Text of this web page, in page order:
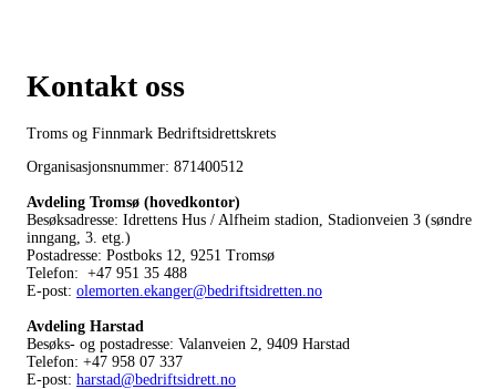
Kontakt oss
Troms og Finnmark Bedriftsidrettskrets
Organisasjonsnummer: 871400512
Avdeling Tromsø (hovedkontor)
Besøksadresse: Idrettens Hus / Alfheim stadion, Stadionveien 3 (søndre
inngang, 3. etg.)
Postadresse: Postboks 12, 9251 Tromsø
Telefon: +47 951 35 488
E-post: olemorten.ekanger@bedriftsidretten.no
Avdeling Harstad
Besøks- og postadresse: Valanveien 2, 9409 Harstad
Telefon: +47 958 07 337
E-post: harstad@bedriftsidrett.no